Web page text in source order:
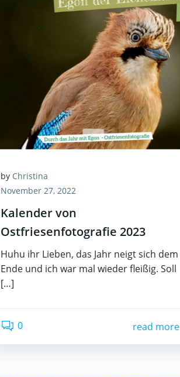
by Christina
November 27, 2022
Kalender von
Ostfriesenfotografie 2023
Huhu ihr Lieben, das Jahr neigt sich dem
Ende und ich war mal wieder fleißig. Soll
[…]
0 read more